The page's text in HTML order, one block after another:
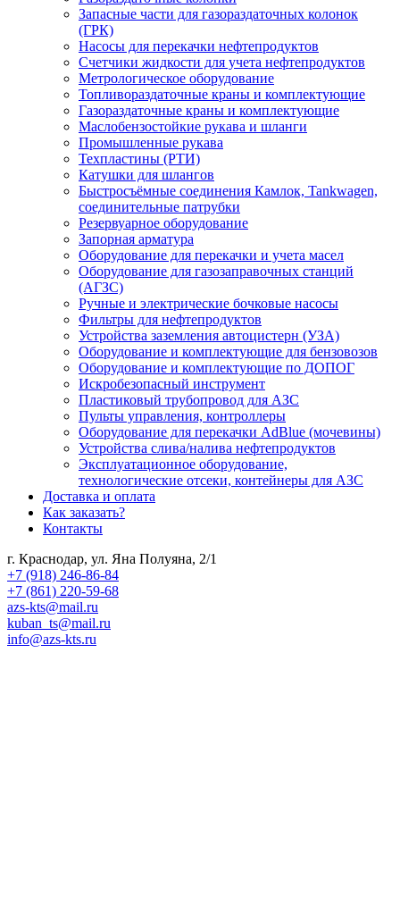
Запасные части для газораздаточных колонок
(ГРК)
Насосы для перекачки нефтепродуктов
Счетчики жидкости для учета нефтепродуктов
Метрологическое оборудование
Топливораздаточные краны и комплектующие
Газораздаточные краны и комплектующие
Маслобензостойкие рукава и шланги
Промышленные рукава
Техпластины (РТИ)
Катушки для шлангов
Быстросъёмные соединения Камлок, Tankwagen,
соединительные патрубки
Резервуарное оборудование
Запорная арматура
Оборудование для перекачки и учета масел
Оборудование для газозаправочных станций
(АГЗС)
Ручные и электрические бочковые насосы
Фильтры для нефтепродуктов
Устройства заземления автоцистерн (УЗА)
Оборудование и комплектующие для бензовозов
Оборудование и комплектующие по ДОПОГ
Искробезопасный инструмент
Пластиковый трубопровод для АЗС
Пульты управления, контроллеры
Оборудование для перекачки AdBlue (мочевины)
Устройства слива/налива нефтепродуктов
Эксплуатационное оборудование,
технологические отсеки, контейнеры для АЗС
Доставка и оплата
Как заказать?
Контакты
г. Краснодар, ул. Яна Полуяна, 2/1
+7 (918) 246-86-84
+7 (861) 220-59-68
azs-kts@mail.ru
kuban_ts@mail.ru
info@azs-kts.ru